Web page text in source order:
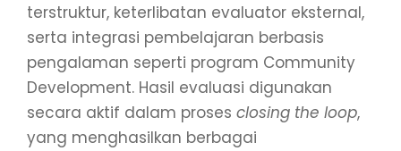
terstruktur, keterlibatan evaluator eksternal,
serta integrasi pembelajaran berbasis
pengalaman seperti program Community
Development. Hasil evaluasi digunakan
secara aktif dalam proses closing the loop,
yang menghasilkan berbagai